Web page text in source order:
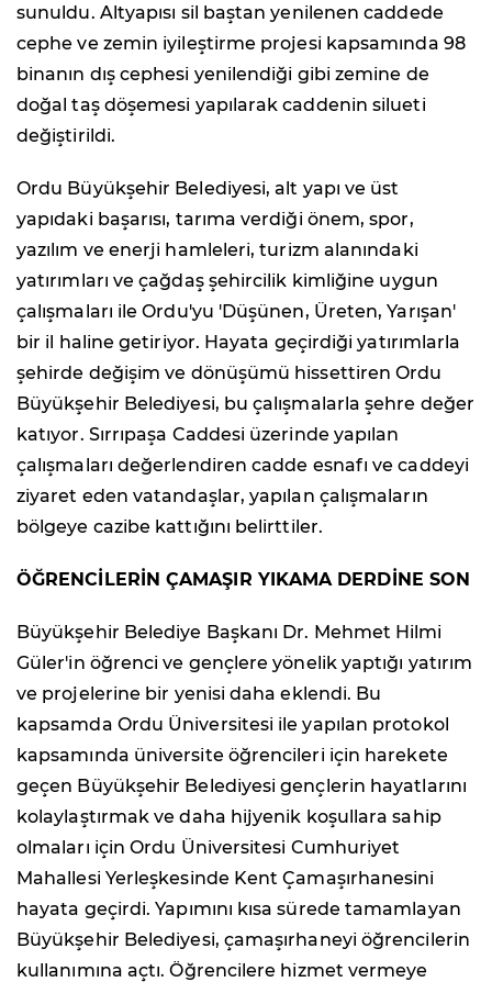
sunuldu. Altyapısı sil baştan yenilenen caddede
cephe ve zemin iyileştirme projesi kapsamında 98
binanın dış cephesi yenilendiği gibi zemine de
doğal taş döşemesi yapılarak caddenin silueti
değiştirildi.
Ordu Büyükşehir Belediyesi, alt yapı ve üst
yapıdaki başarısı, tarıma verdiği önem, spor,
yazılım ve enerji hamleleri, turizm alanındaki
yatırımları ve çağdaş şehircilik kimliğine uygun
çalışmaları ile Ordu'yu 'Düşünen, Üreten, Yarışan'
bir il haline getiriyor. Hayata geçirdiği yatırımlarla
şehirde değişim ve dönüşümü hissettiren Ordu
Büyükşehir Belediyesi, bu çalışmalarla şehre değer
katıyor. Sırrıpaşa Caddesi üzerinde yapılan
çalışmaları değerlendiren cadde esnafı ve caddeyi
ziyaret eden vatandaşlar, yapılan çalışmaların
bölgeye cazibe kattığını belirttiler.
ÖĞRENCİLERİN ÇAMAŞIR YIKAMA DERDİNE SON
Büyükşehir Belediye Başkanı Dr. Mehmet Hilmi
Güler'in öğrenci ve gençlere yönelik yaptığı yatırım
ve projelerine bir yenisi daha eklendi. Bu
kapsamda Ordu Üniversitesi ile yapılan protokol
kapsamında üniversite öğrencileri için harekete
geçen Büyükşehir Belediyesi gençlerin hayatlarını
kolaylaştırmak ve daha hijyenik koşullara sahip
olmaları için Ordu Üniversitesi Cumhuriyet
Mahallesi Yerleşkesinde Kent Çamaşırhanesini
hayata geçirdi. Yapımını kısa sürede tamamlayan
Büyükşehir Belediyesi, çamaşırhaneyi öğrencilerin
kullanımına açtı. Öğrencilere hizmet vermeye